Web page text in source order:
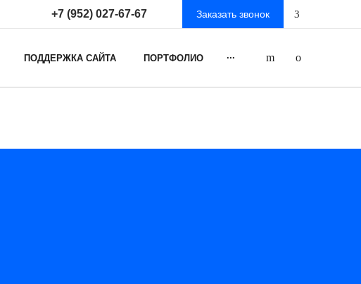
+7 (952) 027-67-67 Заказать звонок
ПОДДЕРЖКА САЙТА ПОРТФОЛИО ...